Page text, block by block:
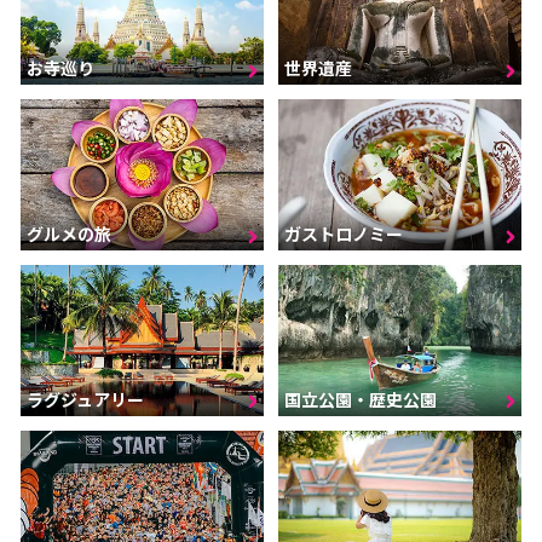
お寺巡り 世界遺産
グルメの旅 ガストロノミー
ラグジュアリー 国立公園・歴史公園